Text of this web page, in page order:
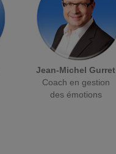
Jean-Michel Gurret
Coach en gestion
des émotions